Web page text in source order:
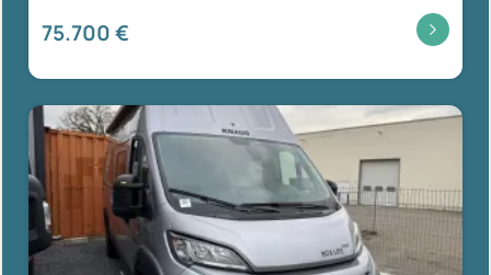
75.700 €